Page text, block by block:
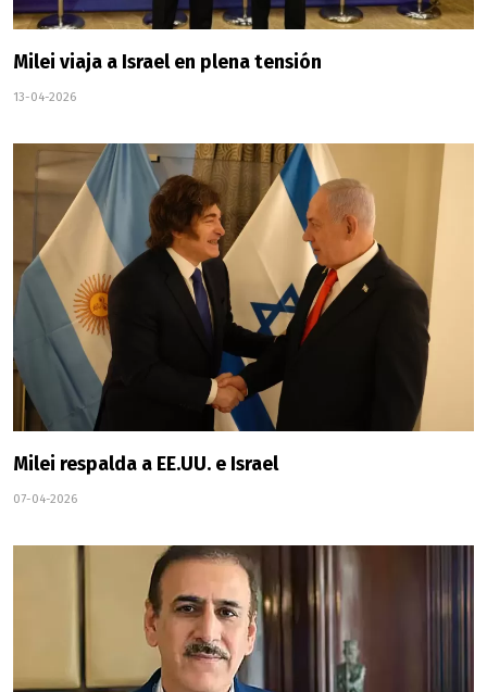
Milei viaja a Israel en plena tensión
13-04-2026
Milei respalda a EE.UU. e Israel
07-04-2026